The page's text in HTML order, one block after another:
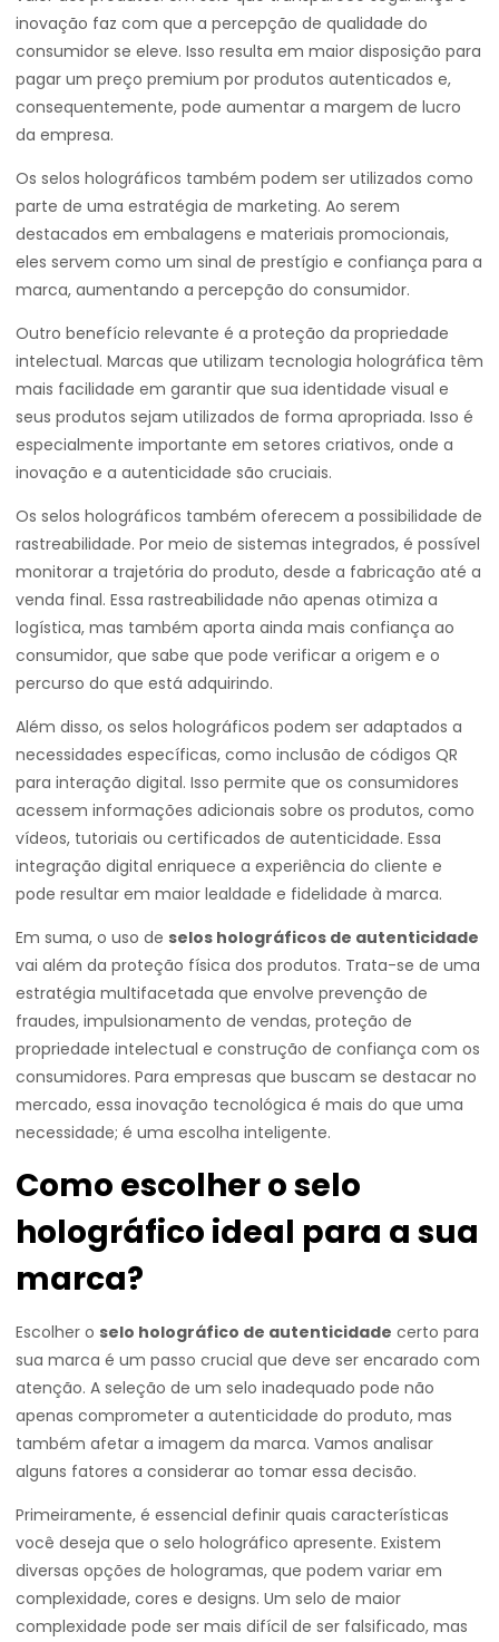
inovação faz com que a percepção de qualidade do
consumidor se eleve. Isso resulta em maior disposição para
pagar um preço premium por produtos autenticados e,
consequentemente, pode aumentar a margem de lucro
da empresa.
Os selos holográficos também podem ser utilizados como
parte de uma estratégia de marketing. Ao serem
destacados em embalagens e materiais promocionais,
eles servem como um sinal de prestígio e confiança para a
marca, aumentando a percepção do consumidor.
Outro benefício relevante é a proteção da propriedade
intelectual. Marcas que utilizam tecnologia holográfica têm
mais facilidade em garantir que sua identidade visual e
seus produtos sejam utilizados de forma apropriada. Isso é
especialmente importante em setores criativos, onde a
inovação e a autenticidade são cruciais.
Os selos holográficos também oferecem a possibilidade de
rastreabilidade. Por meio de sistemas integrados, é possível
monitorar a trajetória do produto, desde a fabricação até a
venda final. Essa rastreabilidade não apenas otimiza a
logística, mas também aporta ainda mais confiança ao
consumidor, que sabe que pode verificar a origem e o
percurso do que está adquirindo.
Além disso, os selos holográficos podem ser adaptados a
necessidades específicas, como inclusão de códigos QR
para interação digital. Isso permite que os consumidores
acessem informações adicionais sobre os produtos, como
vídeos, tutoriais ou certificados de autenticidade. Essa
integração digital enriquece a experiência do cliente e
pode resultar em maior lealdade e fidelidade à marca.
Em suma, o uso de selos holográficos de autenticidade
vai além da proteção física dos produtos. Trata-se de uma
estratégia multifacetada que envolve prevenção de
fraudes, impulsionamento de vendas, proteção de
propriedade intelectual e construção de confiança com os
consumidores. Para empresas que buscam se destacar no
mercado, essa inovação tecnológica é mais do que uma
necessidade; é uma escolha inteligente.
Como escolher o selo
holográfico ideal para a sua
marca?
Escolher o selo holográfico de autenticidade certo para
sua marca é um passo crucial que deve ser encarado com
atenção. A seleção de um selo inadequado pode não
apenas comprometer a autenticidade do produto, mas
também afetar a imagem da marca. Vamos analisar
alguns fatores a considerar ao tomar essa decisão.
Primeiramente, é essencial definir quais características
você deseja que o selo holográfico apresente. Existem
diversas opções de hologramas, que podem variar em
complexidade, cores e designs. Um selo de maior
complexidade pode ser mais difícil de ser falsificado, mas